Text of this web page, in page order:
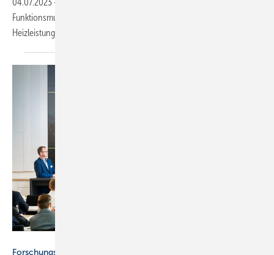
04.07.2023 -
Funktionsmuster für eine Sole/Wasser-Wärmepumpe mit 11,4 kW
Heizleistung und 146 g R290 (Propan)
Forschungsprojekt